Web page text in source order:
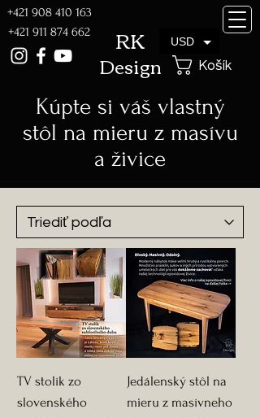
Design
RK
+421 908 410 163
Košík
+421 911 874 662
Kúpte si váš vlastný
stôl na mieru z masívu
a živice
TV stolík zo
slovenského
Jedálenský stôl na
mieru z masívneho
USD